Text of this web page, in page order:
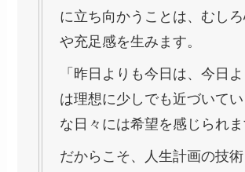
に立ち向かうことは、むしろ
や充足感を生みます。
「昨日よりも今日は、今日
は理想に少しでも近づいて
な日々には希望を感じられま
だからこそ、人生計画の技